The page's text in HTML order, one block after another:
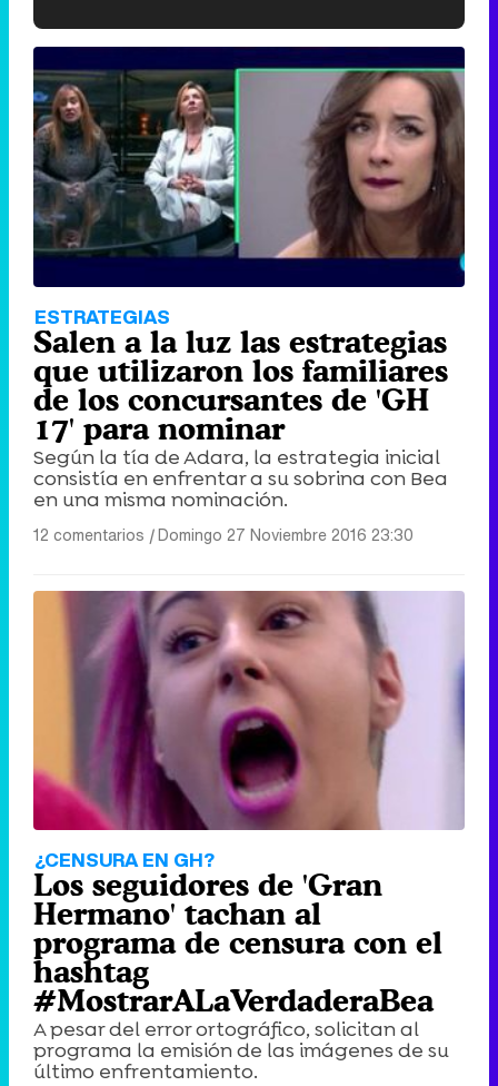
'120 Minutos' celebra sus 2.000 programas en Telemadrid con un vídeo del día a día en la redacción
Tráiler de '33 días', la nueva serie de Atresplayer con Julián Villagrán y José Manuel Poga
ESTRATEGIAS
Salen a la luz las estrategias
que utilizaron los familiares
de los concursantes de 'GH
17' para nominar
Según la tía de Adara, la estrategia inicial
consistía en enfrentar a su sobrina con Bea
en una misma nominación.
12 comentarios |Domingo 27 Noviembre 2016 23:30
¿CENSURA EN GH?
Los seguidores de 'Gran
Hermano' tachan al
programa de censura con el
hashtag
#MostrarALaVerdaderaBea
A pesar del error ortográfico, solicitan al
programa la emisión de las imágenes de su
último enfrentamiento.